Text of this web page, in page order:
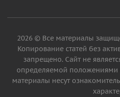
2026 © Все материалы
Копирование статей без
запрещено. Сайт не
определяемой положениями
материалы несут